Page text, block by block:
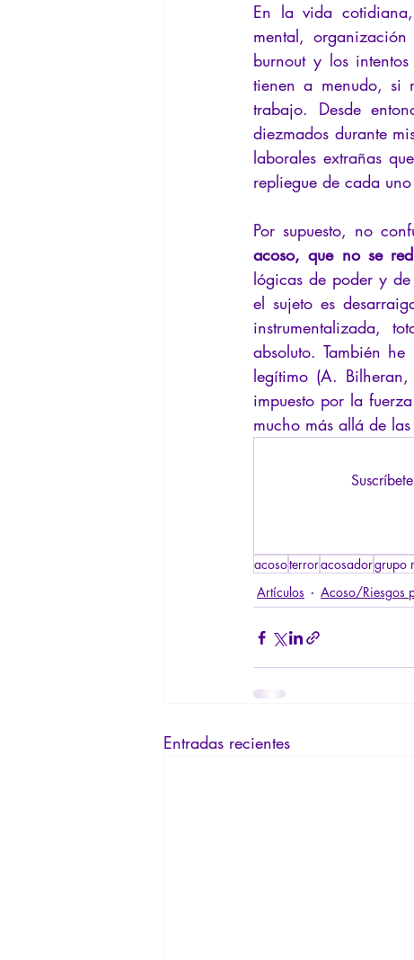
En la vida
mental,
burnout y los
tienen a menudo, si
trabajo. Desde
diezmados durante
laborales extrañas
repliegue de cada
Por supuesto, no
acoso, que no se
lógicas de poder y
el sujeto es
instrumentalizada,
absoluto. También
legítimo (A.
impuesto por la
mucho más allá de
acosoterroracosadorgrupo
Artículos
Acoso/Riesgos
Entradas recientes